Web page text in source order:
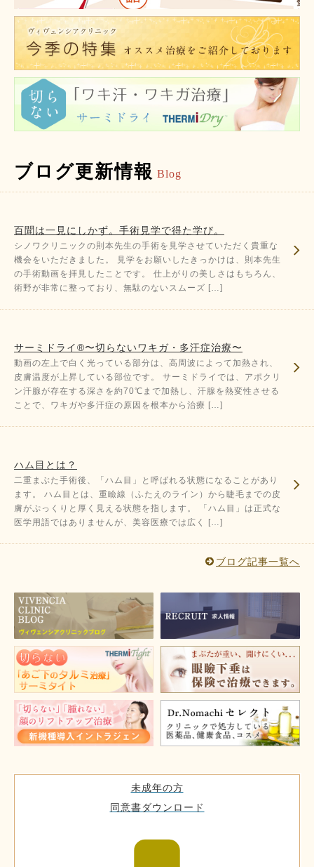
ブログ更新情報 Blog
百聞は一見にしかず。手術見学で得た学び。
シノワクリニックの則本先生の手術を見学させていただく貴重な
機会をいただきました。 見学をお願いしたきっかけは、則本先生
の手術動画を拝見したことです。 仕上がりの美しさはもちろん、
術野が非常に整っており、無駄のないスムーズ […]
サーミドライ®〜切らないワキガ・多汗症治療〜
動画の左上で白く光っている部分は、高周波によって加熱され、
皮膚温度が上昇している部位です。 サーミドライでは、アポクリ
ン汗腺が存在する深さを約70℃まで加熱し、汗腺を熱変性させる
ことで、ワキガや多汗症の原因を根本から治療 […]
ハム目とは？
二重まぶた手術後、「ハム目」と呼ばれる状態になることがあり
ます。 ハム目とは、重瞼線（ふたえのライン）から睫毛までの皮
膚がぷっくりと厚く見える状態を指します。 「ハム目」は正式な
医学用語ではありませんが、美容医療では広く […]
ブログ記事一覧へ
未成年の方
同意書ダウンロード